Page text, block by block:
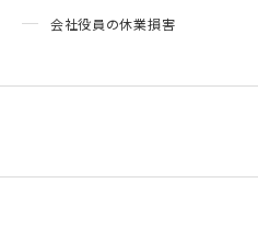
会社役員の休業損害